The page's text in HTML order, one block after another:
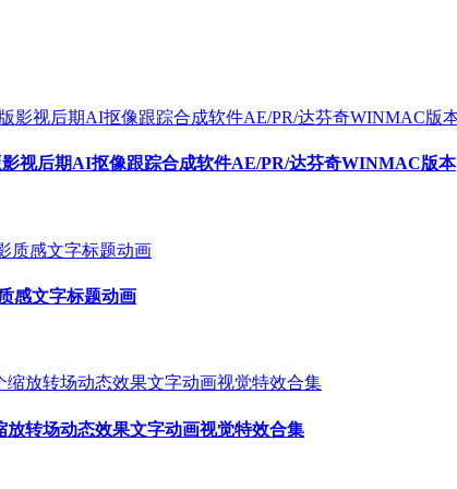
影视后期AI抠像跟踪合成软件AE/PR/达芬奇WINMAC版本
感文字标题动画
放转场动态效果文字动画视觉特效合集